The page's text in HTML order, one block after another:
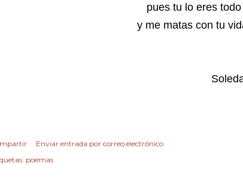
pues tu lo eres todo
y me matas con tu
Soledad
Enviar entrada por correo electrónico
poemas